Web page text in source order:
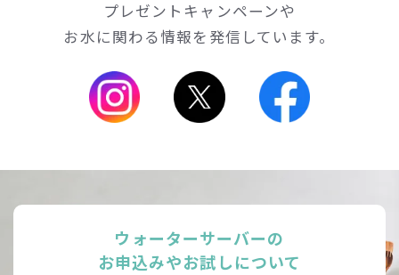
プレゼントキャンペーンや
お水に関わる情報を発信しています。
ウォーターサーバーの
お申込みやお試しについて